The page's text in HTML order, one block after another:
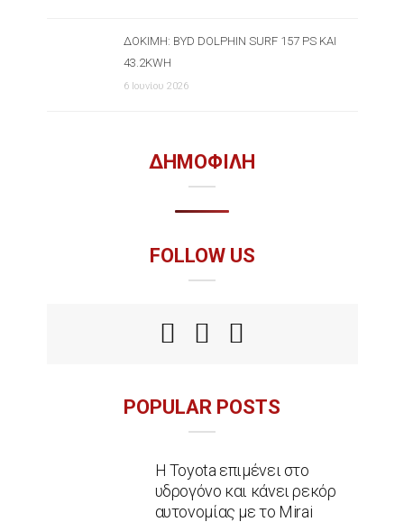
ΔΟΚΙΜΉ: BYD DOLPHIN SURF 157 PS ΚΑΙ
43.2KWH
6 Ιουνίου 2026
ΔΗΜΟΦΙΛΗ
FOLLOW US
POPULAR POSTS
Η Toyota επιμένει στο
υδρογόνο και κάνει ρεκόρ
αυτονομίας με το Mirai